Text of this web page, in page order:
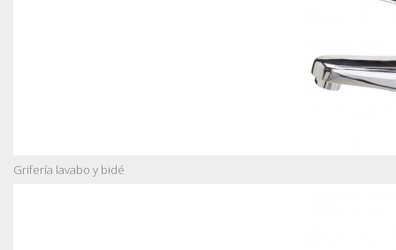
Grifería lavabo y bidé